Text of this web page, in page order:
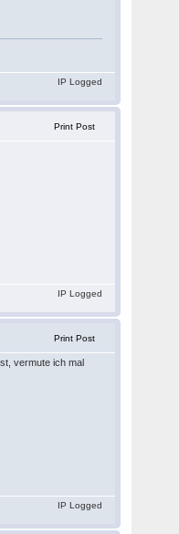
IP Logged
Print Post
IP Logged
Print Post
vermute ich mal
IP Logged